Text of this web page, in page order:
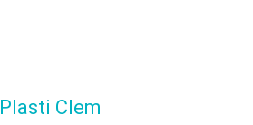
Plasti Clem